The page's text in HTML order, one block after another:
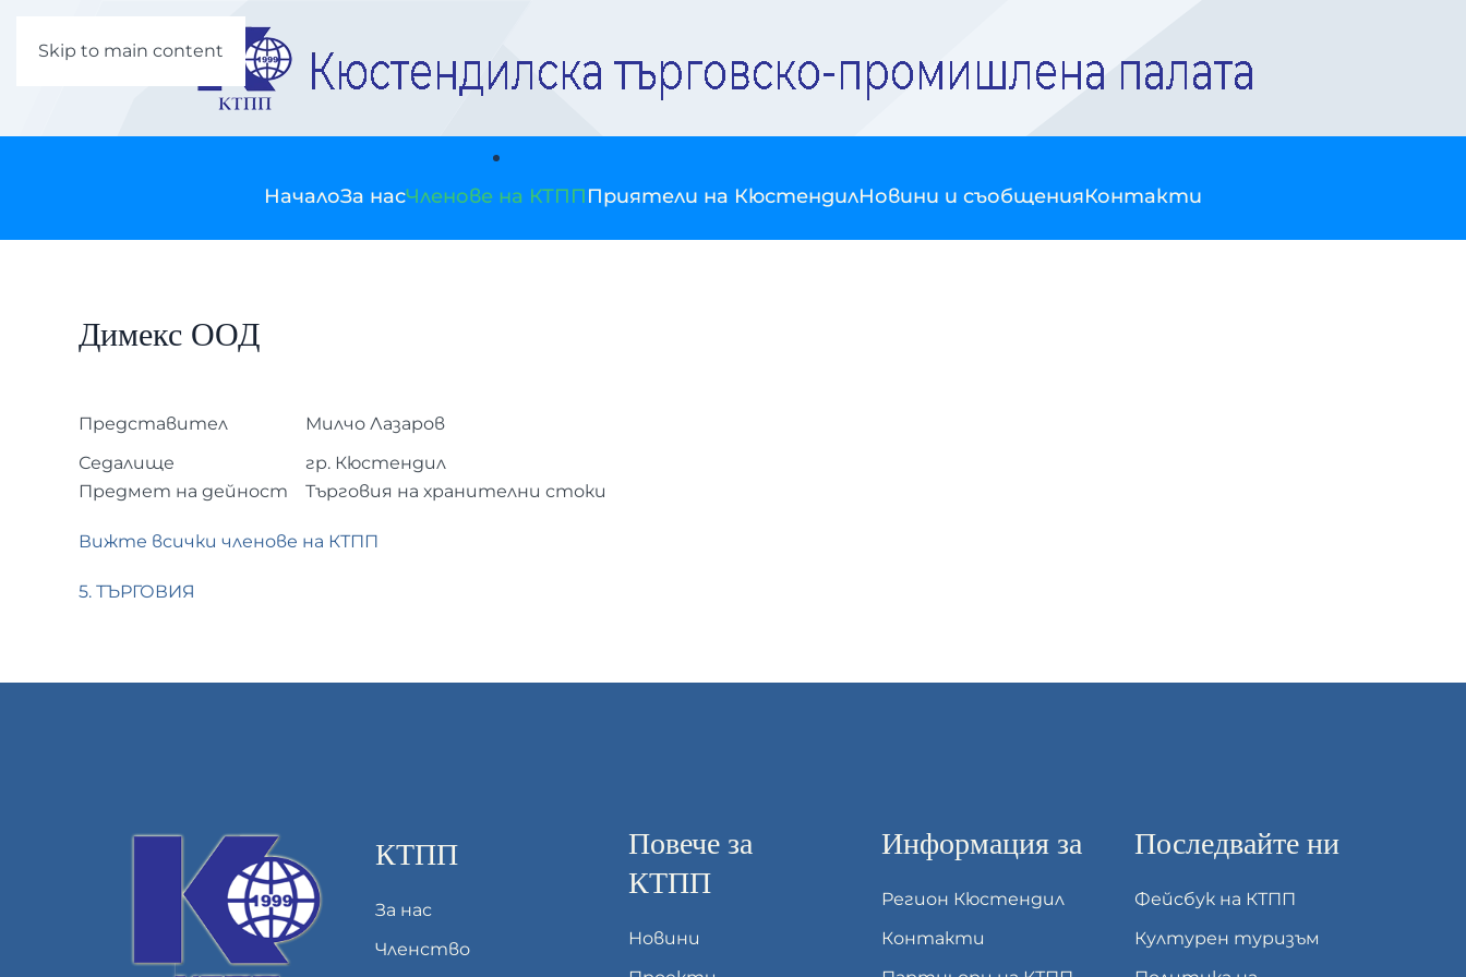
Skip to main content
НачалоЗа насЧленове на КТПППриятели на КюстендилНовини и съобщенияКонтакти
Димекс ООД
Представител
Милчо Лазаров
Седалище
гр. Кюстендил
Предмет на дейност
Търговия на хранителни стоки
Вижте всички членове на КТПП
5. ТЪРГОВИЯ
КТПП
За нас
Членство
Повече за
КТПП
Новини
Информация за
Регион Кюстендил
Контакти
Последвайте ни
Фейсбук на КТПП
Културен туризъм